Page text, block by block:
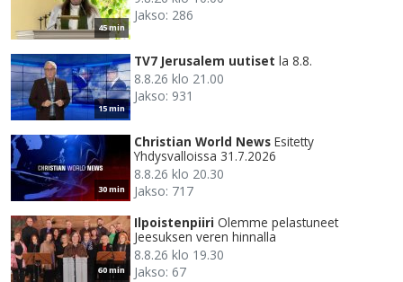
45 min
Jakso: 286
15 min
TV7 Jerusalem uutiset la 8.8.
8.8.26 klo 21.00
Jakso: 931
30 min
Christian World News Esitetty
Yhdysvalloissa 31.7.2026
8.8.26 klo 20.30
Jakso: 717
60 min
Ilpoistenpiiri Olemme pelastuneet
Jeesuksen veren hinnalla
8.8.26 klo 19.30
Jakso: 67